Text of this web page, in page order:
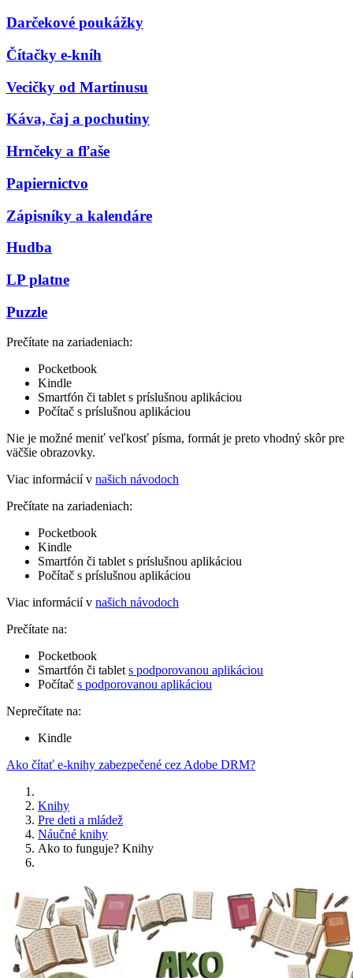
Darčekové poukážky
Čítačky e-kníh
Vecičky od Martinusu
Káva, čaj a pochutiny
Hrnčeky a fľaše
Papiernictvo
Zápisníky a kalendáre
Hudba
LP platne
Puzzle
Prečítate na zariadeniach:
Pocketbook
Kindle
Smartfón či tablet s príslušnou aplikáciou
Počítač s príslušnou aplikáciou
Nie je možné meniť veľkosť písma, formát je preto vhodný skôr pre
väčšie obrazovky.
Viac informácií v našich návodoch
Prečítate na zariadeniach:
Pocketbook
Kindle
Smartfón či tablet s príslušnou aplikáciou
Počítač s príslušnou aplikáciou
Viac informácií v našich návodoch
Prečítate na:
Pocketbook
Smartfón či tablet s podporovanou aplikáciou
Počítač s podporovanou aplikáciou
Neprečítate na:
Kindle
Ako čítať e-knihy zabezpečené cez Adobe DRM?
Knihy
Pre deti a mládež
Náučné knihy
Ako to funguje? Knihy